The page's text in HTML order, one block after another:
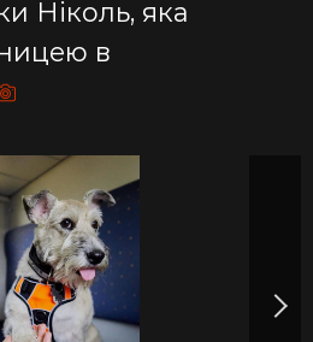
Ніколь, яка
в